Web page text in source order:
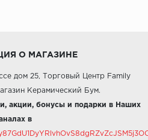
О МАГАЗИНЕ
дом 25, Торговый Центр Family
Керамический Бум.
акции, бонусы и подарки в Наших
в